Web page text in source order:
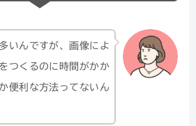
いんですが、画像によ
つくるのに時間がかか
便利な方法ってないん